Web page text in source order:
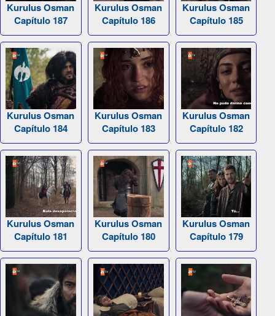
Kurulus Osman
Capítulo 187
Kurulus Osman
Capítulo 186
Kurulus Osman
Capítulo 185
Kurulus Osman
Capítulo 184
Kurulus Osman
Capítulo 183
Kurulus Osman
Capítulo 182
Kurulus Osman
Capítulo 181
Kurulus Osman
Capítulo 180
Kurulus Osman
Capítulo 179